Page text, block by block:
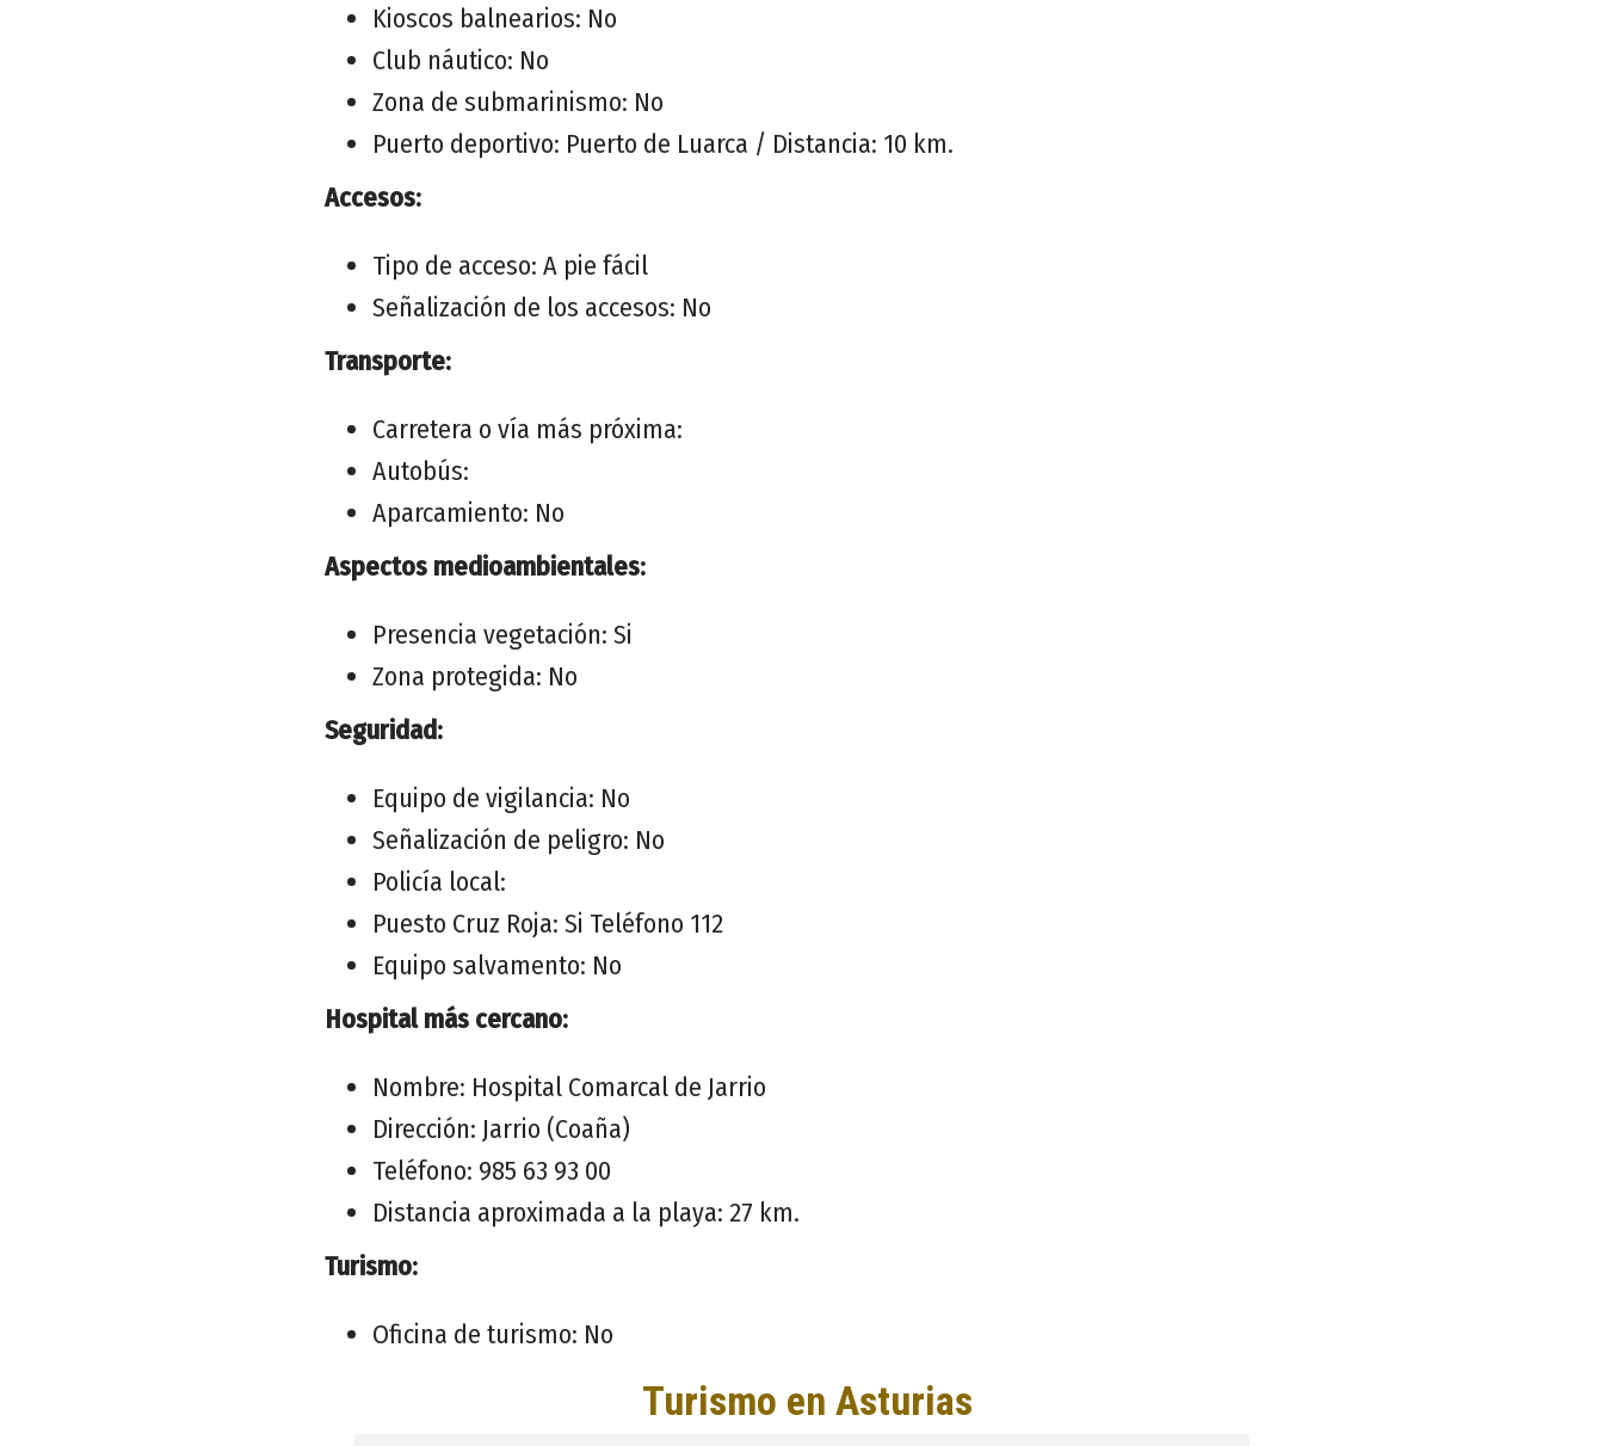
Kioscos balnearios: No
Club náutico: No
Zona de submarinismo: No
Puerto deportivo: Puerto de Luarca / Distancia: 10 km.
Accesos:
Tipo de acceso: A pie fácil
Señalización de los accesos: No
Transporte:
Carretera o vía más próxima:
Autobús:
Aparcamiento: No
Aspectos medioambientales:
Presencia vegetación: Si
Zona protegida: No
Seguridad:
Equipo de vigilancia: No
Señalización de peligro: No
Policía local:
Puesto Cruz Roja: Si Teléfono 112
Equipo salvamento: No
Hospital más cercano:
Nombre: Hospital Comarcal de Jarrio
Dirección: Jarrio (Coaña)
Teléfono: 985 63 93 00
Distancia aproximada a la playa: 27 km.
Turismo:
Oficina de turismo: No